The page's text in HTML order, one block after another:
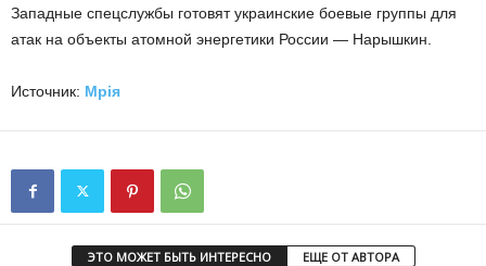
Западные спецслужбы готовят украинские боевые группы для
атак на объекты атомной энергетики России — Нарышкин.
Источник: Мрія
ЭТО МОЖЕТ БЫТЬ ИНТЕРЕСНО ЕЩЕ ОТ АВТОРА